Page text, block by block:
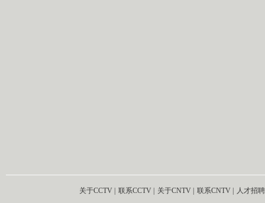
关于CCTV | 联系CCTV | 关于CNTV | 联系CNTV | 人才招聘